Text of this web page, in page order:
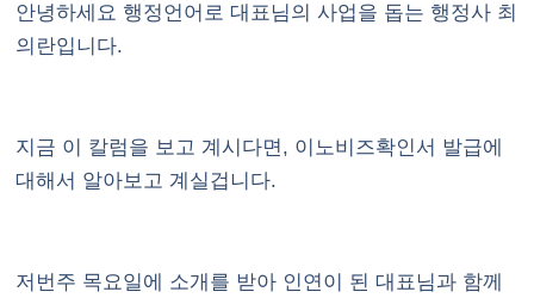
안녕하세요 행정언어로 대표님의 사업을 돕는 행정사 최
의란입니다.
지금 이 칼럼을 보고 계시다면, 이노비즈확인서 발급에
대해서 알아보고 계실겁니다.
저번주 목요일에 소개를 받아 인연이 된 대표님과 함께